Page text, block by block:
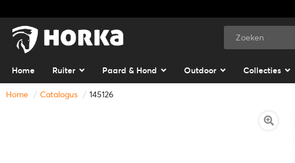
Home Ruiter Paard & Hond Outdoor Collecties
Home Catalogus 145126